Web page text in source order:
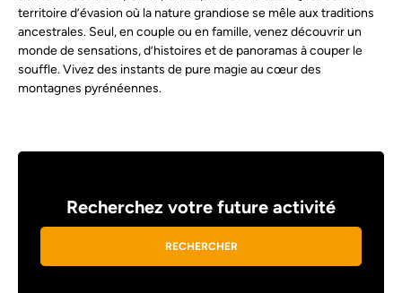
territoire d’évasion où la nature grandiose se mêle aux traditions
ancestrales. Seul, en couple ou en famille, venez découvrir un
monde de sensations, d’histoires et de panoramas à couper le
souffle. Vivez des instants de pure magie au cœur des
montagnes pyrénéennes.
Recherchez votre future activité
RECHERCHER